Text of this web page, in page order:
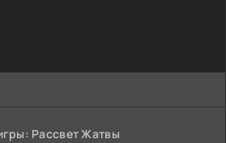
Рассвет Жатвы